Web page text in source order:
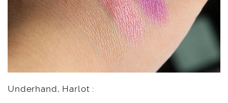
Underhand, Harlot :